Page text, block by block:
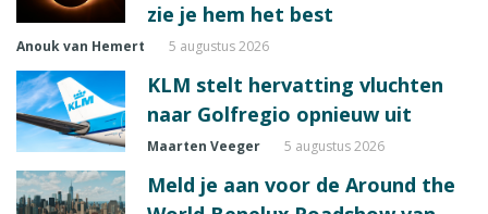
zie je hem het best
Anouk van Hemert 5 augustus 2026
KLM stelt hervatting vluchten
naar Golfregio opnieuw uit
Maarten Veeger 5 augustus 2026
Meld je aan voor de Around the